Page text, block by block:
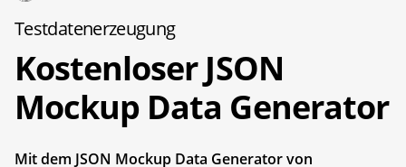
Testdatenerzeugung
Kostenloser JSON
Mockup Data Generator
Mit dem JSON Mockup Data Generator von